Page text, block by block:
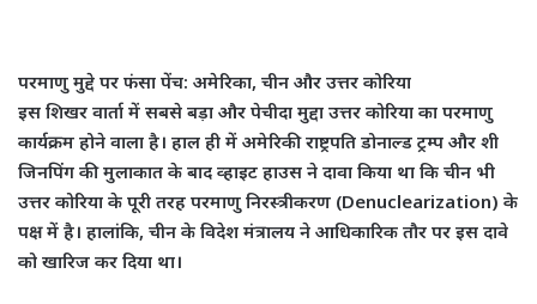
परमाणु मुद्दे पर फंसा पेंच: अमेरिका, चीन और उत्तर कोरिया
​इस शिखर वार्ता में सबसे बड़ा और पेचीदा मुद्दा उत्तर कोरिया का परमाणु
कार्यक्रम होने वाला है। हाल ही में अमेरिकी राष्ट्रपति डोनाल्ड ट्रम्प और शी
जिनपिंग की मुलाकात के बाद व्हाइट हाउस ने दावा किया था कि चीन भी
उत्तर कोरिया के पूरी तरह परमाणु निरस्त्रीकरण (Denuclearization) के
पक्ष में है। हालांकि, चीन के विदेश मंत्रालय ने आधिकारिक तौर पर इस दावे
को खारिज कर दिया था।